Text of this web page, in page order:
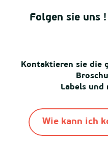
Folgen sie uns !
Kontaktieren sie die
Labels und
Wie kann ich